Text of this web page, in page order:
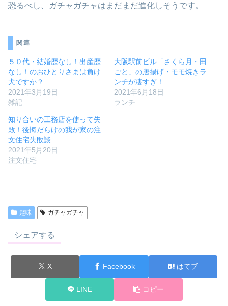
恐るべし、ガチャガチャはまだまだ進化しそうです。
関連
５０代・結婚歴なし！出産歴
なし！のおひとりさまは負け
犬ですか？
2021年3月19日
雑記
大阪駅前ビル「さくら月・田
ごと」の唐揚げ・モモ焼きラ
ンチが凄すぎ！
2021年6月18日
ランチ
知り合いの工務店を使って失
敗！後悔だらけの我が家の注
文住宅失敗談
2021年5月20日
注文住宅
趣味 ガチャガチャ
シェアする
X Facebook はてブ
LINE コピー